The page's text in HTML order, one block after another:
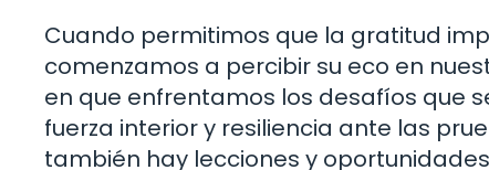
Cuando permitimos que la gratitud
comenzamos a percibir su eco en
en que enfrentamos los desafíos que
fuerza interior y resiliencia ante las
también hay lecciones y